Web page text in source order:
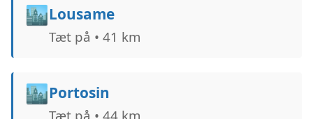
🏙️Lousame
Tæt på • 41 km
🏙️Portosin
Tæt på • 44 km